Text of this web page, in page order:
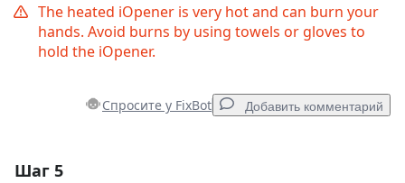
The heated iOpener is very hot and can burn your
hands. Avoid burns by using towels or gloves to
hold the iOpener.
Спросите у FixBot Добавить комментарий
Шаг 5